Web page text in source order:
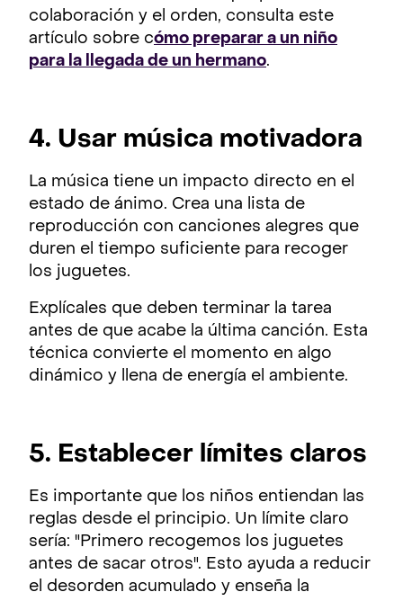
colaboración y el orden, consulta este
artículo sobre cómo preparar a un niño
para la llegada de un hermano.
4. Usar música motivadora
La música tiene un impacto directo en el
estado de ánimo. Crea una lista de
reproducción con canciones alegres que
duren el tiempo suficiente para recoger
los juguetes.
Explícales que deben terminar la tarea
antes de que acabe la última canción. Esta
técnica convierte el momento en algo
dinámico y llena de energía el ambiente.
5. Establecer límites claros
Es importante que los niños entiendan las
reglas desde el principio. Un límite claro
sería: "Primero recogemos los juguetes
antes de sacar otros". Esto ayuda a reducir
el desorden acumulado y enseña la